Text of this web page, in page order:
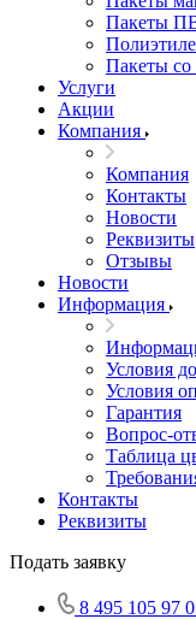
Пакеты
Пакеты со
Услуги
Акции
Компания
Компания
Контакты
Новости
Реквизиты
Отзывы
Новости
Информация
Условия
Условия
Гарантия
Вопрос-
Таблица
Контакты
Реквизиты
Подать заявку
8 495 105 97